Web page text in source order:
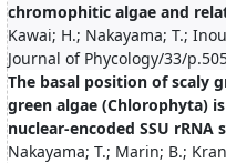
chromophitic algae and
Kawai; H.; Nakayama; T.;
Journal of Phycology/33/
The basal position of scaly
green algae (Chlorophyta)
nuclear-encoded SSU rRNA
Nakayama; T.; Marin; B.;